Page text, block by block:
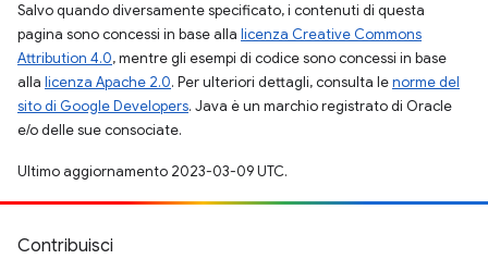
Salvo quando diversamente specificato, i contenuti di questa
pagina sono concessi in base alla licenza Creative Commons
Attribution 4.0, mentre gli esempi di codice sono concessi in base
alla licenza Apache 2.0. Per ulteriori dettagli, consulta lenorme del
sito di Google Developers. Java è un marchio registrato di Oracle
e/o delle sue consociate.
Ultimo aggiornamento 2023-03-09 UTC.
Contribuisci